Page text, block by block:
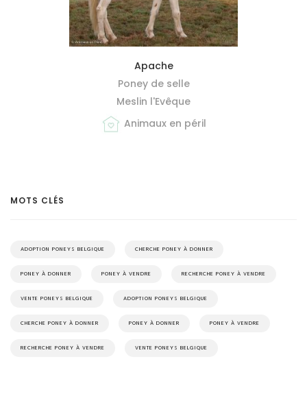
MIEUX ME CONNAÎTRE
Apache
Poney de selle
Meslin l'Evêque
Animaux en péril
MOTS CLÉS
ADOPTION PONEYS BELGIQUE CHERCHE PONEY À DONNER
PONEY À DONNER PONEY À VENDRE RECHERCHE PONEY À VENDRE
VENTE PONEYS BELGIQUE ADOPTION PONEYS BELGIQUE
CHERCHE PONEY À DONNER PONEY À DONNER PONEY À VENDRE
RECHERCHE PONEY À VENDRE VENTE PONEYS BELGIQUE